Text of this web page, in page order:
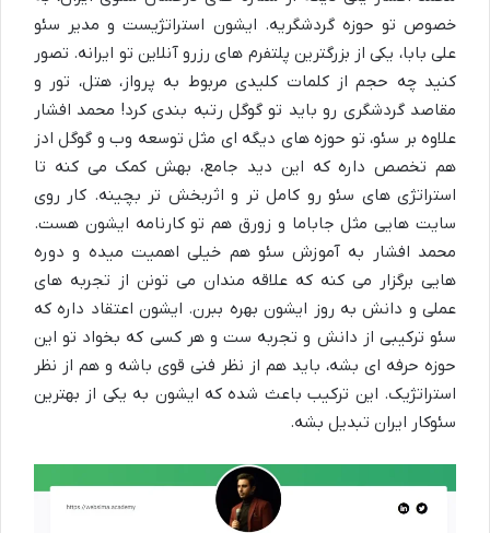
خصوص تو حوزه گردشگریه. ایشون استراتژیست و مدیر سئو
علی بابا، یکی از بزرگترین پلتفرم های رزرو آنلاین تو ایرانه. تصور
کنید چه حجم از کلمات کلیدی مربوط به پرواز، هتل، تور و
مقاصد گردشگری رو باید تو گوگل رتبه بندی کرد! محمد افشار
علاوه بر سئو، تو حوزه های دیگه ای مثل توسعه وب و گوگل ادز
هم تخصص داره که این دید جامع، بهش کمک می کنه تا
استراتژی های سئو رو کامل تر و اثربخش تر بچینه. کار روی
سایت هایی مثل جاباما و زورق هم تو کارنامه ایشون هست.
محمد افشار به آموزش سئو هم خیلی اهمیت میده و دوره
هایی برگزار می کنه که علاقه مندان می تونن از تجربه های
عملی و دانش به روز ایشون بهره ببرن. ایشون اعتقاد داره که
سئو ترکیبی از دانش و تجربه ست و هر کسی که بخواد تو این
حوزه حرفه ای بشه، باید هم از نظر فنی قوی باشه و هم از نظر
استراتژیک. این ترکیب باعث شده که ایشون به یکی از بهترین
سئوکار ایران تبدیل بشه.